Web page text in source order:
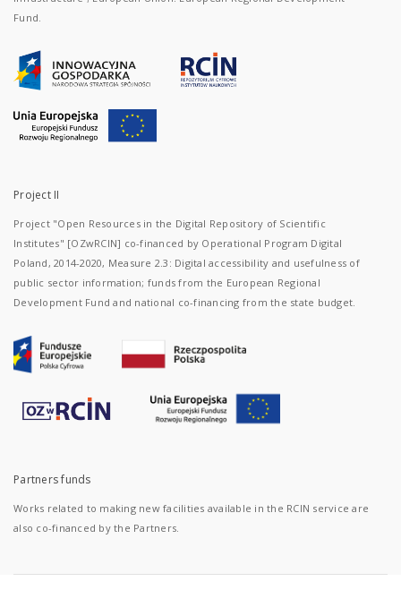
Fund.
Project II
Project "Open Resources in the Digital Repository of Scientific
Institutes" [OZwRCIN] co-financed by Operational Program Digital
Poland, 2014-2020, Measure 2.3: Digital accessibility and usefulness of
public sector information; funds from the European Regional
Development Fund and national co-financing from the state budget.
Partners funds
Works related to making new facilities available in the RCIN service are
also co-financed by the Partners.